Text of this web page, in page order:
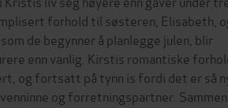
forhold til søsteren, Elisabeth,
de begynner å planlegge julen, blir
enn vanlig. Kirstis romantiske
og fortsatt på tynn is fordi det er så
og forretningspartner.